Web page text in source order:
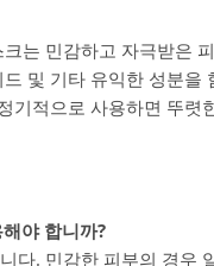
는 민감하고 자극받은
및 기타 유익한 성분
기적으로 사용하면 뚜렷
야 합니까?
다. 민감한 피부의 경우